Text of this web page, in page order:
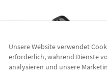
Unsere Website verwendet
erforderlich, während Dienste
analysieren und unsere